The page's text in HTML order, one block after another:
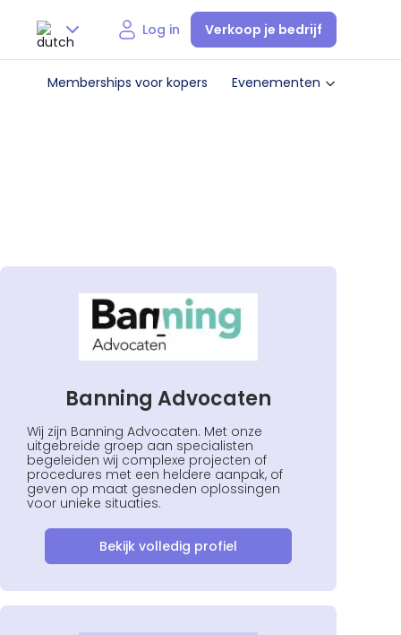
Nederlands
Log in Verkoop je bedrijf
Memberships voor kopers Evenementen
Banning Advocaten
Wij zijn Banning Advocaten. Met onze
uitgebreide groep aan specialisten
begeleiden wij complexe projecten of
procedures met een heldere aanpak, of
geven op maat gesneden oplossingen
voor unieke situaties.
Bekijk volledig profiel